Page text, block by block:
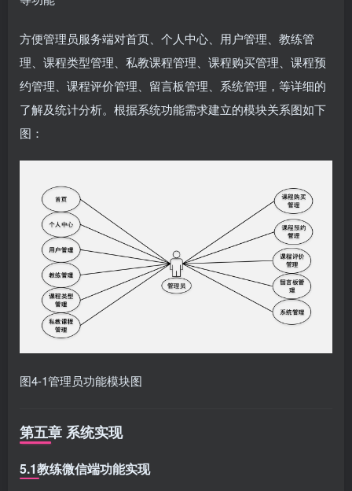
方便管理员服务端对首页、个人中心、用户管理、教练管
理、课程类型管理、私教课程管理、课程购买管理、课程预
约管理、课程评价管理、留言板管理、系统管理，等详细的
了解及统计分析。根据系统功能需求建立的模块关系图如下
图：
图4-1管理员功能模块图
第五章 系统实现
5.1教练微信端功能实现